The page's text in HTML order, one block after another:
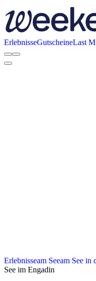
ErlebnisseGutscheineLast
Erlebnisseam Seeam See in
See im Engadin